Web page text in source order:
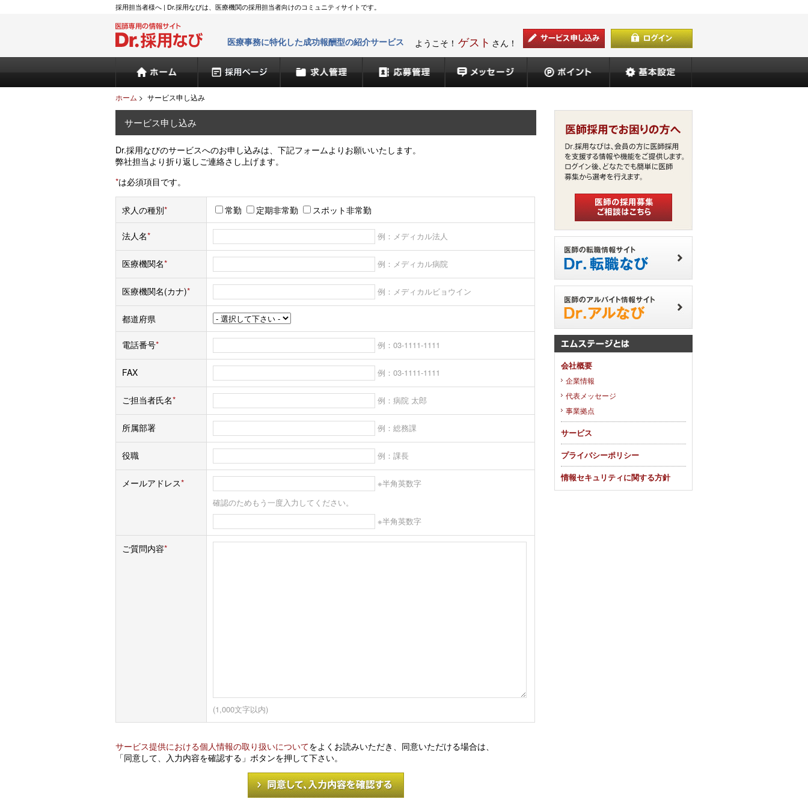
採用担当者様へ | Dr.採用なびは、医療機関の採用担当者向けのコミュニティサイトです。
医療事務に特化した成功報酬型の紹介サービス
ようこそ！ ゲスト さん！
ホーム 採用ページ 求人管理 応募管理 メッセージ ポイント 基本設定
ホーム > サービス申し込み
サービス申し込み
Dr.採用なびのサービスへのお申し込みは、下記フォームよりお願いいたします。
弊社担当より折り返しご連絡さし上げます。
*は必須項目です。
求人の種別* 常勤 定期非常勤 スポット非常勤
法人名* 例：メディカル法人
医療機関名* 例：メディカル病院
医療機関名(カナ)* 例：メディカルビョウイン
都道府県
電話番号* 例：03-1111-1111
FAX 例：03-1111-1111
ご担当者氏名* 例：病院 太郎
所属部署 例：総務課
役職 例：課長
メールアドレス*
※半角英数字
確認のためもう一度入力してください。
※半角英数字
ご質問内容*
(1,000文字以内)
サービス提供における個人情報の取り扱いについてをよくお読みいただき、同意いただける場合は、
「同意して、入力内容を確認する」ボタンを押して下さい。
会社概要
企業情報
代表メッセージ
事業拠点
サービス
プライバシーポリシー
情報セキュリティに関する方針